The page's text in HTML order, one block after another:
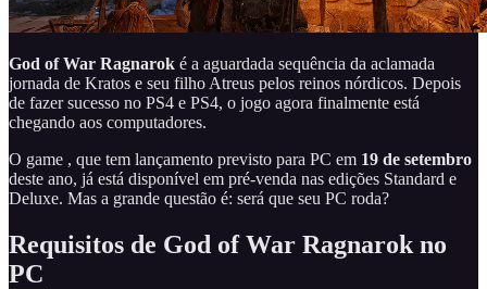
God of War Ragnarok é a aguardada sequência da aclamada
jornada de Kratos e seu filho Atreus pelos reinos nórdicos. Depois
de fazer sucesso no PS4 e PS4, o jogo agora finalmente está
chegando aos computadores.
O game , que tem lançamento previsto para PC em 19 de setembro
deste ano, já está disponível em pré-venda nas edições Standard e
Deluxe. Mas a grande questão é: será que seu PC roda?
Requisitos de God of War Ragnarok no
PC